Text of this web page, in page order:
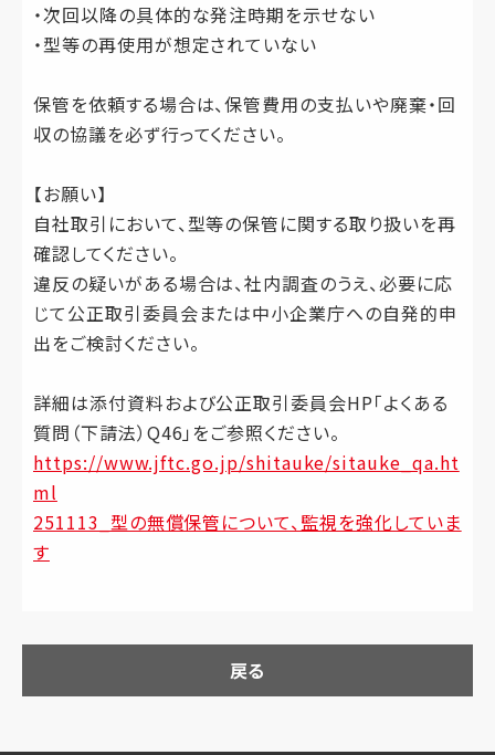
・次回以降の具体的な発注時期を示せない
・型等の再使用が想定されていない
保管を依頼する場合は、保管費用の支払いや廃棄・回
収の協議を必ず行ってください。
【お願い】
自社取引において、型等の保管に関する取り扱いを再
確認してください。
違反の疑いがある場合は、社内調査のうえ、必要に応
じて公正取引委員会または中小企業庁への自発的申
出をご検討ください。
詳細は添付資料および公正取引委員会HP「よくある
質問（下請法）Q46」をご参照ください。
https://www.jftc.go.jp/shitauke/sitauke_qa.ht
ml
251113_型の無償保管について、監視を強化していま
す
戻る